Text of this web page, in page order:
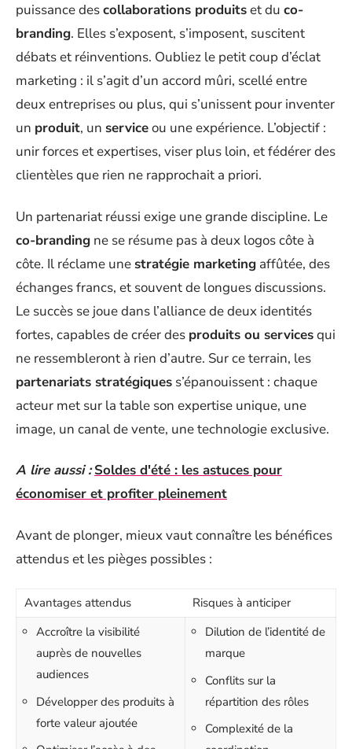
puissance descollaborations produitset du co-
branding. Elles s’exposent, s’imposent, suscitent
débats et réinventions. Oubliez le petit coup d’éclat
marketing : il s’agit d’un accord mûri, scellé entre
deux entreprises ou plus, qui s’unissent pour inventer
un produit, un serviceou une expérience. L’objectif :
unir forces et expertises, viser plus loin, et fédérer des
clientèles que rien ne rapprochait a priori.
Un partenariat réussi exige une grande discipline. Le
co-branding ne se résume pas à deux logos côte à
côte. Il réclame une stratégie marketing affûtée, des
échanges francs, et souvent de longues discussions.
Le succès se joue dans l’alliance de deux identités
fortes, capables de créer des produits ou servicesqui
ne ressembleront à rien d’autre. Sur ce terrain, les
partenariats stratégiques s’épanouissent : chaque
acteur met sur la table son expertise unique, une
image, un canal de vente, une technologie exclusive.
A lire aussi : Soldes d'été : les astuces pour
économiser et profiter pleinement
Avant de plonger, mieux vaut connaître les bénéfices
attendus et les pièges possibles :
Avantages attendus
Risques à anticiper
Accroître la visibilité
auprès de nouvelles
audiences
Développer des produits à
forte valeur ajoutée
Dilution de l’identité de
marque
Conflits sur la
répartition des rôles
Complexité de la